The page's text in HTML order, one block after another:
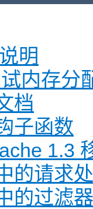
明
内存分
档
子函数
1.3
的请求
的过滤器